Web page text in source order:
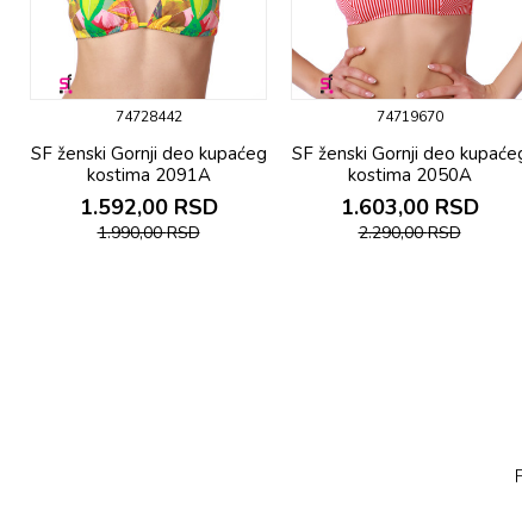
74728442
SF ženski Gornji deo kupaćeg
kostima 2091A
1.592,00 RSD
1.990,00RSD
74719670
SF ženski Gornji deo
kostima 2050A
1.603,00 RSD
2.290,00RSD